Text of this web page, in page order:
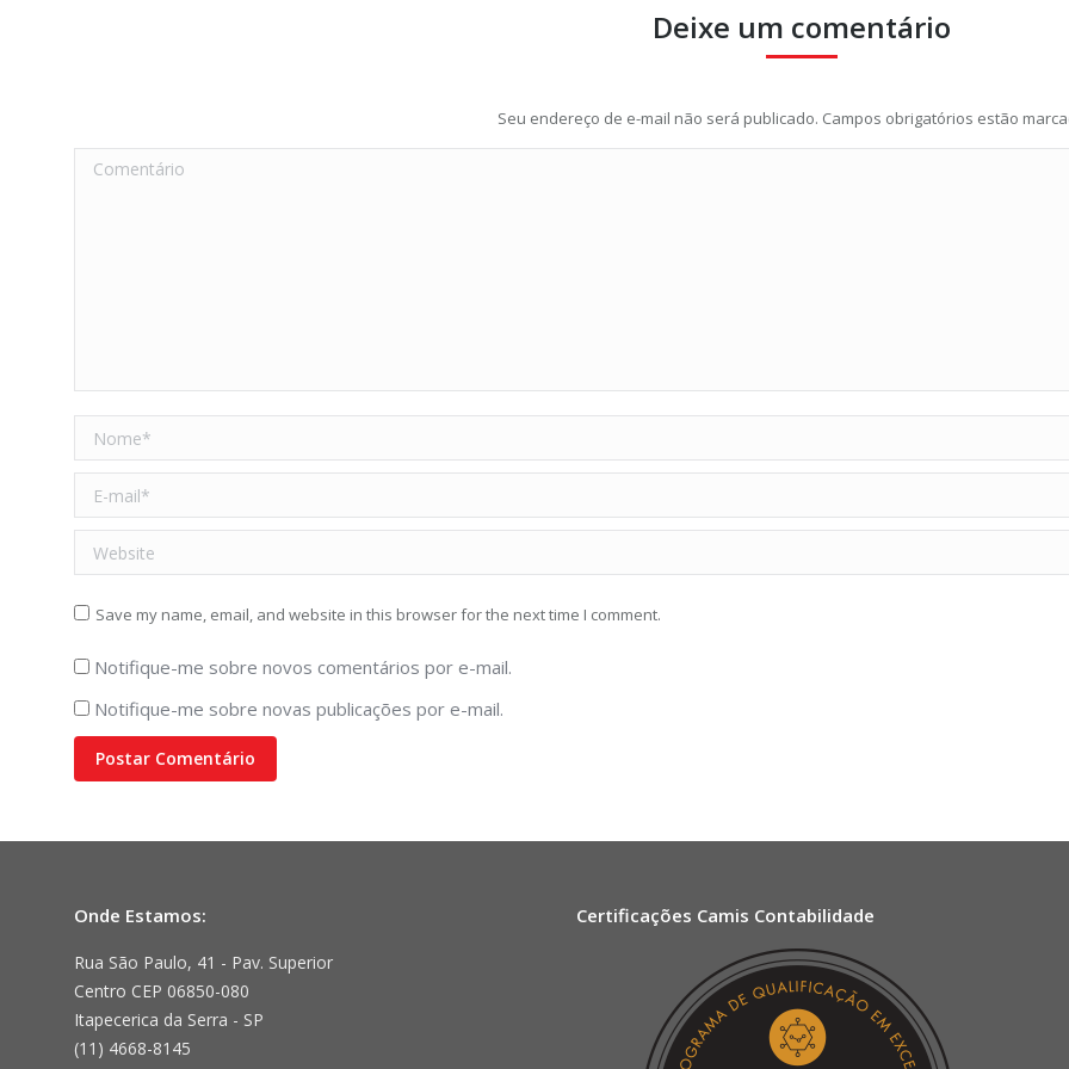
Deixe um comentário
Seu endereço de e-mail não será publicado. Campos obrigatórios estão
Comentário
Nome *
E-mail *
Website
Save my name, email, and website in this browser for the next time I comment.
Notifique-me sobre novos comentários por e-mail.
Notifique-me sobre novas publicações por e-mail.
Postar Comentário
Onde Estamos:
Rua São Paulo, 41 - Pav. Superior
Centro CEP 06850-080
Itapecerica da Serra - SP
(11) 4668-8145
Certificações Camis Contabilidade